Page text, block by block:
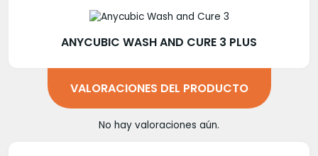
ANYCUBIC WASH AND CURE 3 PLUS
VALORACIONES DEL PRODUCTO
No hay valoraciones aún.